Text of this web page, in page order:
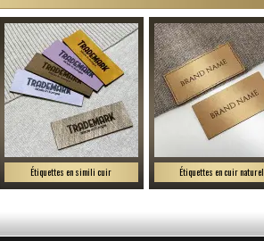
Étiquettes en simili cuir Étiquettes en cuir naturel